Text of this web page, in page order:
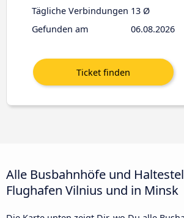
Tägliche Verbindungen 13 Ø
Gefunden am
06.08.2026
Alle Busbahnhöfe und
Flughafen Vilnius und in Minsk